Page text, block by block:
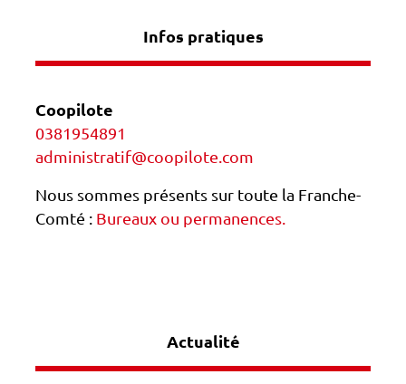
Infos pratiques
Coopilote
0381954891
administratif@coopilote.com
Nous sommes présents sur toute la Franche-
Comté : Bureaux ou permanences.
Actualité